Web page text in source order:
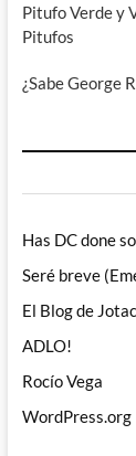
Pitufo Verde y
Pitufos
¿Sabe George
Has DC done
Seré breve
El Blog de
ADLO!
Rocío Vega
WordPress.org